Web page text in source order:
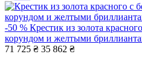
-50 % Крестик из золота
корундом и желтыми
71 725 ₴ 35 862 ₴